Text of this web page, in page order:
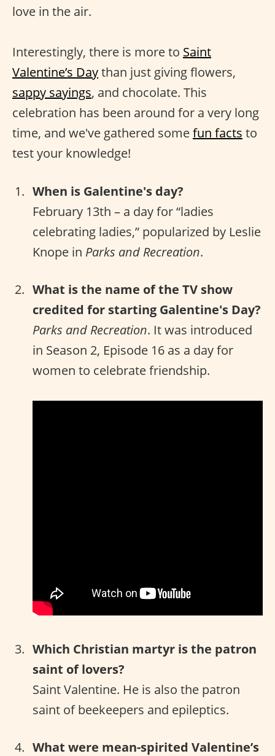
love in the air.
Interestingly, there is more to Saint
Valentine’s Daythan just giving flowers,
sappy sayings, and chocolate. This
celebration has been around for a very long
time, and we've gathered somefun facts to
test your knowledge!
When is Galentine's day?
February 13th – a day for “ladies
celebrating ladies,” popularized by Leslie
Knope in Parks and Recreation.
What is the name of the TV show
credited for starting Galentine's Day?
Parks and Recreation. It was introduced
in Season 2, Episode 16 as a day for
women to celebrate friendship.
Which Christian martyr is the patron
saint of lovers?
Saint Valentine. He is also the patron
saint of beekeepers and epileptics.
What were mean-spirited Valentine’s